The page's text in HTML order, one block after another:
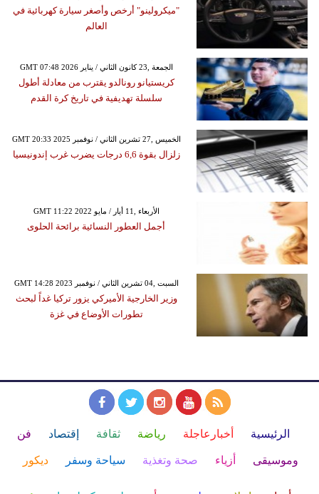
"ميكرولينو" أرخص وأصغر سيارة كهربائية في
العالم
GMT 07:48 2026 الجمعة ,23 كانون الثاني / يناير
كريستيانو رونالدو يقترب من معادلة أطول
سلسلة تهديفية في تاريخ كرة القدم
GMT 20:33 2025 الخميس ,27 تشرين الثاني / نوفمبر
زلزال بقوة 6,6 درجات يضرب غرب إندونيسيا
GMT 11:22 2022 الأربعاء ,11 أيار / مايو
أجمل العطور النسائية برائحة الحلوى
GMT 14:28 2023 السبت ,04 تشرين الثاني / نوفمبر
وزير الخارجية الأميركي يزور تركيا غداً لبحث
تطورات الأوضاع في غزة
الرئيسية أخبارعاجلة رياضة ثقافة إقتصاد فن
وموسيقى أزياء صحة وتغذية سياحة وسفر ديكور